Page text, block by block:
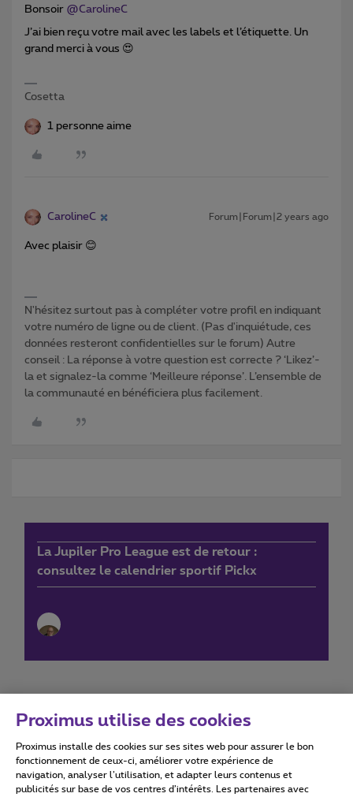
Bonsoir @CarolineC
J’ai bien reçu votre mail avec les labels et l’étiquette. Un
grand merci à vous 😍
Cosetta
1 personne aime
CarolineC Forum|Forum|2 years ago
Avec plaisir 😊
N'hésitez surtout pas à compléter votre profil en indiquant
votre numéro de ligne ou de client. (Pas d'inquiétude, ces
données resteront confidentielles sur le forum) Autre
conseil : La réponse à votre question est correcte ? ‘Likez’-
la et signalez-la comme ‘Meilleure réponse’. L’ensemble de
la communauté en bénéficiera plus facilement.
La Jupiler Pro League est de retour :
consultez le calendrier sportif Pickx
Conditions d'utilisation Accessibility statement
Proximus utilise des cookies
Proximus installe des cookies sur ses sites web pour assurer le bon
fonctionnement de ceux-ci, améliorer votre expérience de
navigation, analyser l’utilisation, et adapter leurs contenus et
publicités sur base de vos centres d’intérêts. Les partenaires avec